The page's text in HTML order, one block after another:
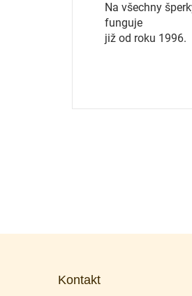
Na všechny
funguje
již od roku 1996.
Kontakt